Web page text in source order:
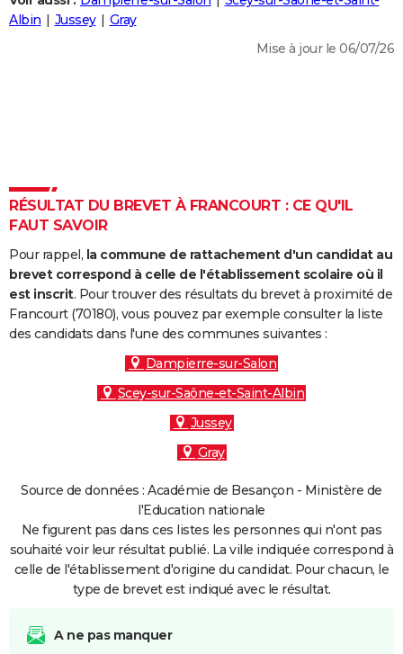
Destinations
City break
Voyage nature
Voyage de noces
Forum
Climat
+
PHOTO
Dictionnaire
Biographies
Citations
Expressions
Proverbes
PROGRAMME TV
S'inscrire
Se connecter
Lycées
Collèges
Primaires
Universités
Entreprises
Service militaire
Avis de recherche
AVIS DE DÉCÈS
FORUM
Albin
Jussey
Gray
Mise à jour le 06/07/26
RÉSULTAT DU BREVET À FRANCOURT : CE QU'IL
FAUT SAVOIR
Pour rappel, la commune de rattachement d'un candidat au
brevet correspond à celle de l'établissement scolaire où il
est inscrit. Pour trouver des résultats du brevet à proximité de
Francourt (70180), vous pouvez par exemple consulter la liste
des candidats dans l'une des communes suivantes :
Dampierre-sur-Salon
Scey-sur-Saône-et-Saint-Albin
Jussey
Gray
Source de données : Académie de Besançon - Ministère de
l'Education nationale
Ne figurent pas dans ces listes les personnes qui n'ont pas
souhaité voir leur résultat publié. La ville indiquée correspond à
celle de l'établissement d'origine du candidat. Pour chacun, le
type de brevet est indiqué avec le résultat.
A ne pas manquer